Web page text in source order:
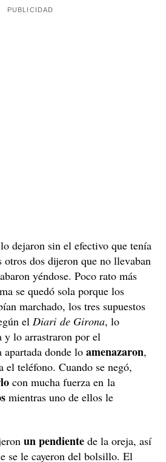
dejaron sin el efectivo que tenía
otros dos dijeron que no llevaban
yéndose. Poco rato más
se quedó sola porque los
marchado, los tres supuestos
el Diari de Girona, lo
y lo arrastraron por el
apartada donde lo amenazaron,
el teléfono. Cuando se negó,
con mucha fuerza en la
mientras uno de ellos le
un pendiente de la oreja, así
se le cayeron del bolsillo. El